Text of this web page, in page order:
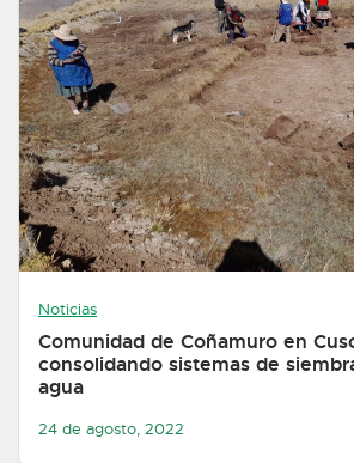
Noticias
Comunidad de Coñamuro en
consolidando sistemas de
agua
24 de agosto, 2022